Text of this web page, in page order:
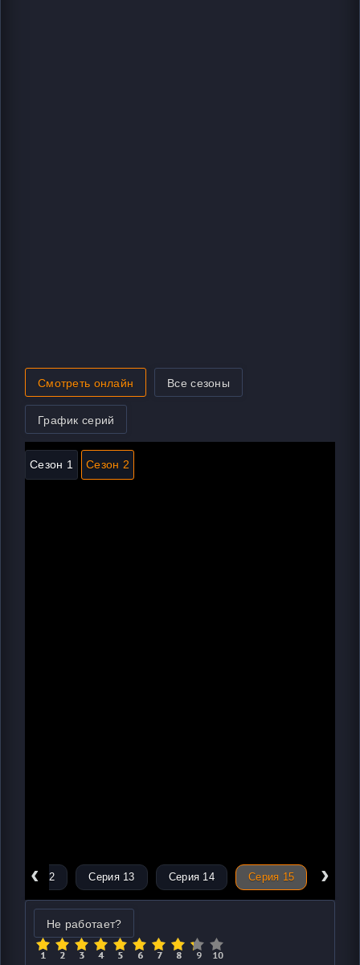
Смотреть онлайн Все сезоны
График серий
Сезон 1 Сезон 2
‹
Серия 12 Серия 13 Серия 14 Серия 15 ›
Не работает?